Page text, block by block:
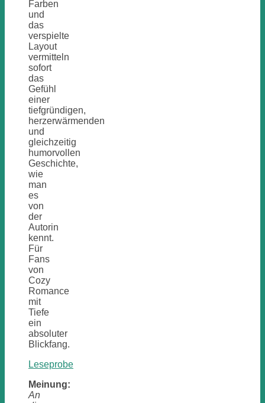
Farben
und
das
verspielte
Layout
vermitteln
sofort
das
Gefühl
einer
tiefgründigen,
herzerwärmenden
und
gleichzeitig
humorvollen
Geschichte,
wie
man
es
von
der
Autorin
kennt.
Für
Fans
von
Cozy
Romance
mit
Tiefe
ein
absoluter
Blickfang.
Leseprobe
Meinung:
An